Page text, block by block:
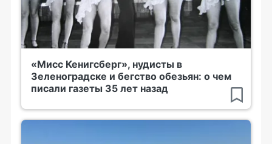
«Мисс Кенигсберг», нудисты в
Зеленоградске и бегство обезьян: о чем
писали газеты 35 лет назад